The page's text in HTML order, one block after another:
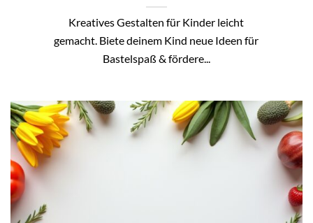
Kreatives Gestalten für Kinder leicht
gemacht. Biete deinem Kind neue Ideen für
Bastelspaß & fördere...